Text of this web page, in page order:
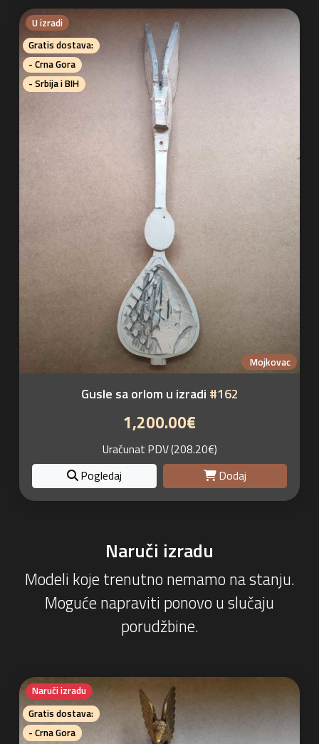
U izradi
Gratis dostava:
- Crna Gora
- Srbija i BIH
Mojkovac
Gusle sa orlom u izradi #162
1,200.00€
Uračunat PDV (208.20€)
Pogledaj
Dodaj
Naruči izradu
Modeli koje trenutno nemamo na stanju.
Moguće napraviti ponovo u slučaju
porudžbine.
Naruči izradu
Gratis dostava:
- Crna Gora